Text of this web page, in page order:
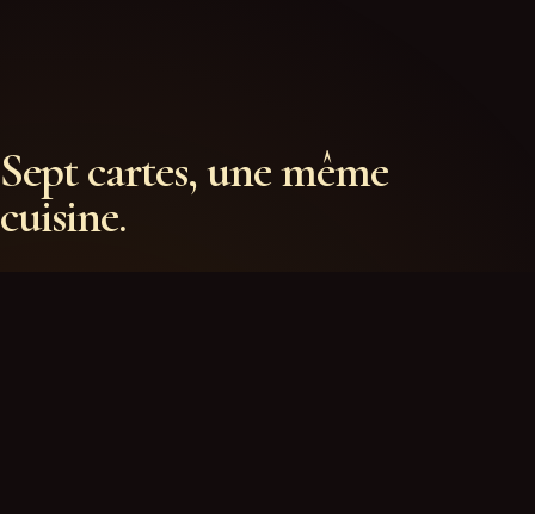
Sept cartes, une même
cuisine.